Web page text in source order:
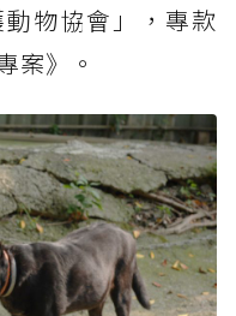
物協會」，專款
案》。